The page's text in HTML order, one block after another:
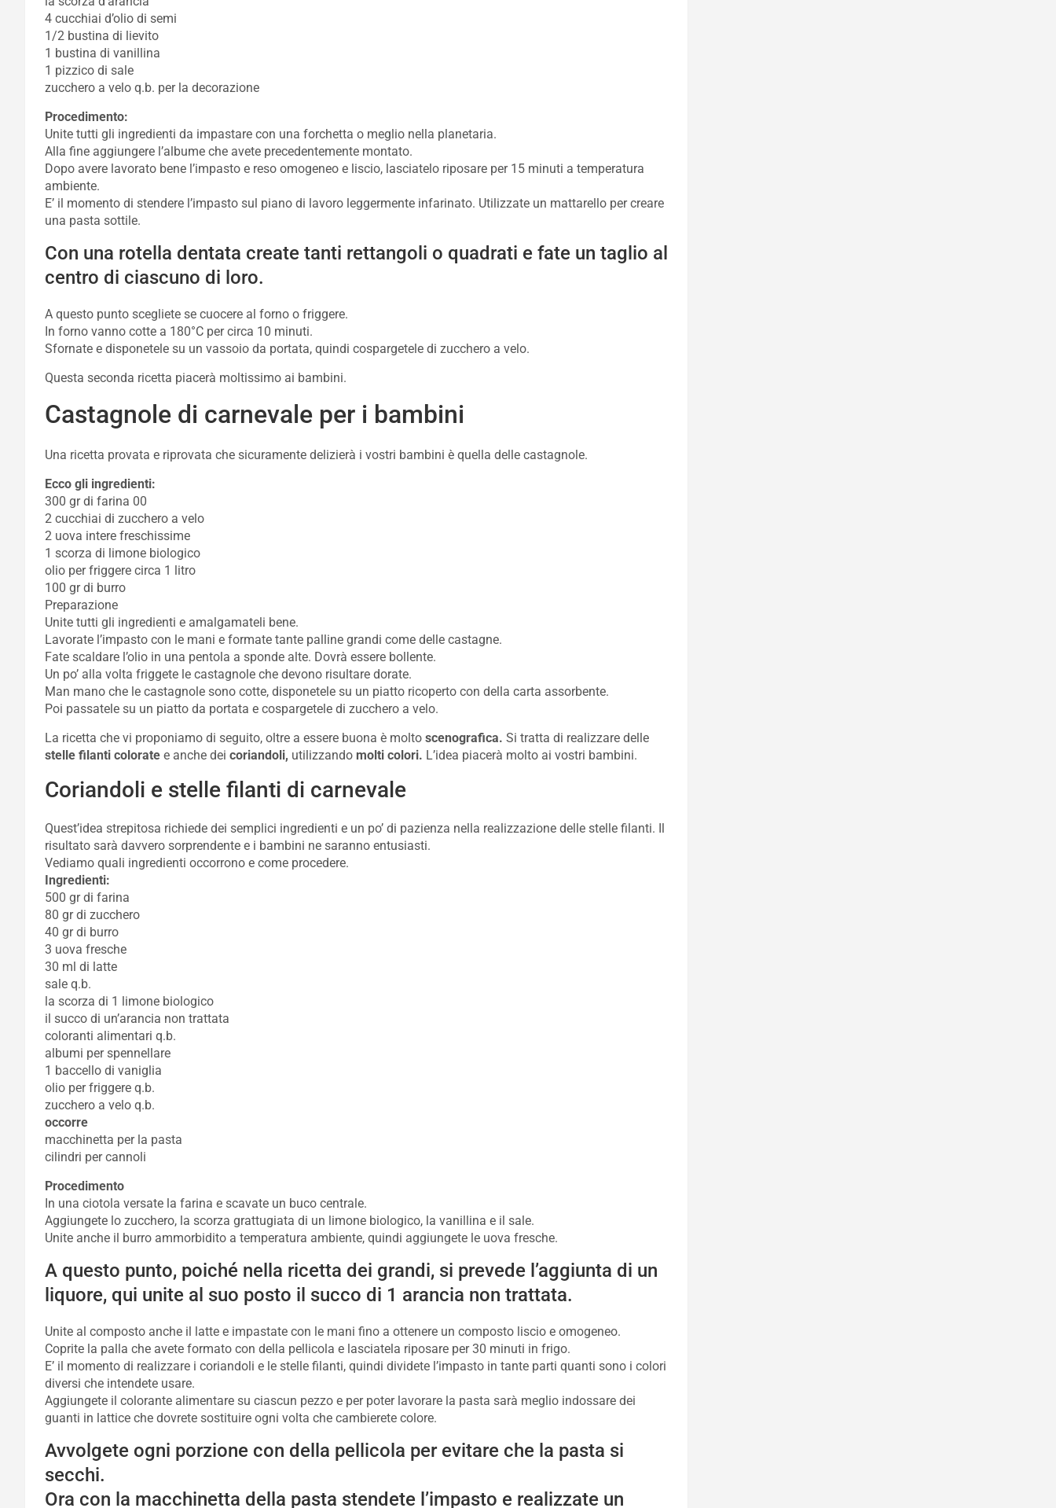
4 cucchiai d’olio di semi
1/2 bustina di lievito
1 bustina di vanillina
1 pizzico di sale
zucchero a velo q.b. per la decorazione
Procedimento:
Unite tutti gli ingredienti da impastare con una forchetta o meglio nella planetaria.
Alla fine aggiungere l’albume che avete precedentemente montato.
Dopo avere lavorato bene l’impasto e reso omogeneo e liscio, lasciatelo riposare per 15 minuti a temperatura
ambiente.
E’ il momento di stendere l’impasto sul piano di lavoro leggermente infarinato. Utilizzate un mattarello per creare
una pasta sottile.
Con una rotella dentata create tanti rettangoli o quadrati e fate un taglio al
centro di ciascuno di loro.
A questo punto scegliete se cuocere al forno o friggere.
In forno vanno cotte a 180°C per circa 10 minuti.
Sfornate e disponetele su un vassoio da portata, quindi cospargetele di zucchero a velo.
Questa seconda ricetta piacerà moltissimo ai bambini.
Castagnole di carnevale per i bambini
Una ricetta provata e riprovata che sicuramente delizierà i vostri bambini è quella delle castagnole.
Ecco gli ingredienti:
300 gr di farina 00
2 cucchiai di zucchero a velo
2 uova intere freschissime
1 scorza di limone biologico
olio per friggere circa 1 litro
100 gr di burro
Preparazione
Unite tutti gli ingredienti e amalgamateli bene.
Lavorate l’impasto con le mani e formate tante palline grandi come delle castagne.
Fate scaldare l’olio in una pentola a sponde alte. Dovrà essere bollente.
Un po’ alla volta friggete le castagnole che devono risultare dorate.
Man mano che le castagnole sono cotte, disponetele su un piatto ricoperto con della carta assorbente.
Poi passatele su un piatto da portata e cospargetele di zucchero a velo.
La ricetta che vi proponiamo di seguito, oltre a essere buona è molto scenografica. Si tratta di realizzare delle
stelle filanti colorate e anche dei coriandoli, utilizzando molti colori. L’idea piacerà molto ai vostri bambini.
Coriandoli e stelle filanti di carnevale
Quest’idea strepitosa richiede dei semplici ingredienti e un po’ di pazienza nella realizzazione delle stelle filanti. Il
risultato sarà davvero sorprendente e i bambini ne saranno entusiasti.
Vediamo quali ingredienti occorrono e come procedere.
Ingredienti:
500 gr di farina
80 gr di zucchero
40 gr di burro
3 uova fresche
30 ml di latte
sale q.b.
la scorza di 1 limone biologico
il succo di un’arancia non trattata
coloranti alimentari q.b.
albumi per spennellare
1 baccello di vaniglia
olio per friggere q.b.
zucchero a velo q.b.
occorre
macchinetta per la pasta
cilindri per cannoli
Procedimento
In una ciotola versate la farina e scavate un buco centrale.
Aggiungete lo zucchero, la scorza grattugiata di un limone biologico, la vanillina e il sale.
Unite anche il burro ammorbidito a temperatura ambiente, quindi aggiungete le uova fresche.
A questo punto, poiché nella ricetta dei grandi, si prevede l’aggiunta di un
liquore, qui unite al suo posto il succo di 1 arancia non trattata.
Unite al composto anche il latte e impastate con le mani fino a ottenere un composto liscio e omogeneo.
Coprite la palla che avete formato con della pellicola e lasciatela riposare per 30 minuti in frigo.
E’ il momento di realizzare i coriandoli e le stelle filanti, quindi dividete l’impasto in tante parti quanti sono i colori
diversi che intendete usare.
Aggiungete il colorante alimentare su ciascun pezzo e per poter lavorare la pasta sarà meglio indossare dei
guanti in lattice che dovrete sostituire ogni volta che cambierete colore.
Avvolgete ogni porzione con della pellicola per evitare che la pasta si
secchi.
Ora con la macchinetta della pasta stendete l’impasto e realizzate un